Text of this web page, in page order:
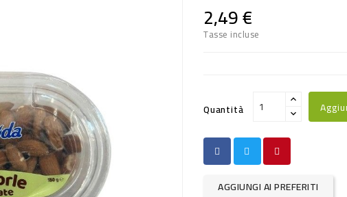
2,49 €
Tasse incluse
Quantità
AGGIUNGI AI PREFERITI